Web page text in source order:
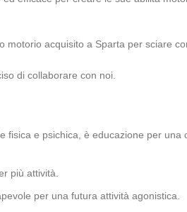
acquisito a Sparta per sciare
di collaborare con noi.
e psichica, è educazione per una
più attività.
per una futura attività agonistica.